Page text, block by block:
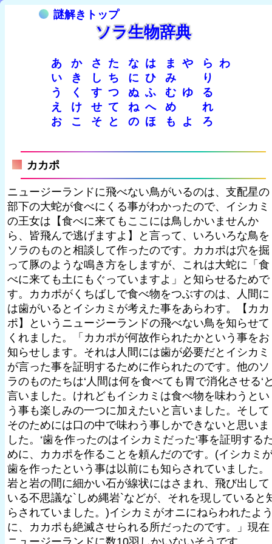
謎解きトップ
ソラ生物辞典
あ か さ た な は ま や ら わ
い
き し ち に ひ み
り
う
く す つ ぬ ふ む ゆ
る
え
け せ て ね へ め
れ
お
こ そ と の ほ も よ ろ
カカポ
ニュージーランドに飛べない鳥がいるのは、支配星の
部下の大蛇が食べにくる事がわかったので、イシカミ
の王女は【食べに来てもここには鳥しかいませんか
ら、皆飛んで逃げますよ】と言って、いろいろな鳥を
ソラのものと相談して作ったのです。カカポは穴を掘
って豚のような鳴き方をしますが、これは大蛇に「食
べに来ても土にもぐっていますよ」と知らせるためで
す。カカポがくちばしで食べ物をつぶすのは、人間に
は歯がいるとイシカミが考えた事をあらわす。【カカ
ポ】というニュージーランドの飛べない鳥を知らせて
くれました。「カカポが何故作られたかという事をお
知らせします。それは人間には歯が必要だとイシカミ
が言った事を証明するために作られたのです。他のソ
ラのものたちは‘人間は何を食べても胃で消化させる‘
言いました。けれどもイシカミは食べ物を味わうとい
う事も楽しみの一つに加えたいと言いました。そして
そのためには口の中で味わう事しかできないと思いま
した。‘歯を作ったのはイシカミだった‘事を証明する
めに、カカポを作ることを頼んだのです。(イシカミ
歯を作ったという事は以前にも知らされていました。
岩と岩の間に細かい石が線状にはさまれ、飛び出して
いる不思議な`しめ縄岩`などが、それを現していると
らされていました。)イシカミがオニにねらわれたよ
に、カカポも絶滅させられる所だったのです。」現在
ニュージーランドに数10羽しかいないそうです。